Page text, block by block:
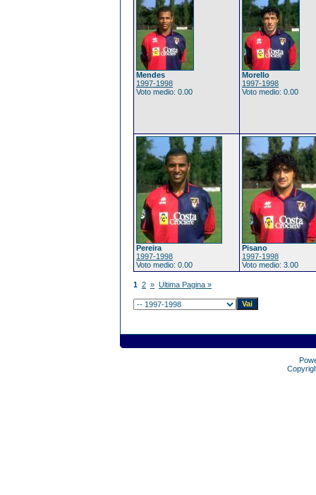
Mendes
1997-1998
Voto medio: 0.00
Morello
1997-1998
Voto medio: 0.00
Pereira
1997-1998
Voto medio: 0.00
Pisano
1997-1998
Voto medio: 3.00
1 2 » Ultima Pagina »